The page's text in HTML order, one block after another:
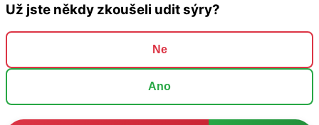
Už jste někdy zkoušeli udit sýry?
Ne
Ano